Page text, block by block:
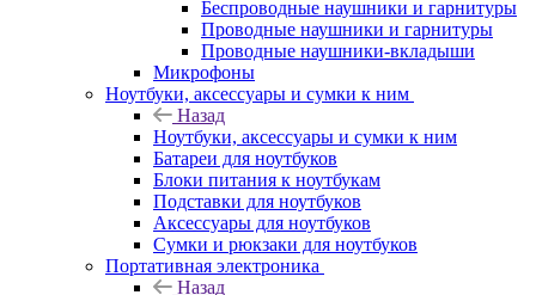
Беспроводные наушники и гарнитуры
Проводные наушники и гарнитуры
Проводные наушники-вкладыши
Микрофоны
Ноутбуки, аксессуары и сумки к ним
Назад
Ноутбуки, аксессуары и сумки к ним
Батареи для ноутбуков
Блоки питания к ноутбукам
Подставки для ноутбуков
Аксессуары для ноутбуков
Сумки и рюкзаки для ноутбуков
Портативная электроника
Назад